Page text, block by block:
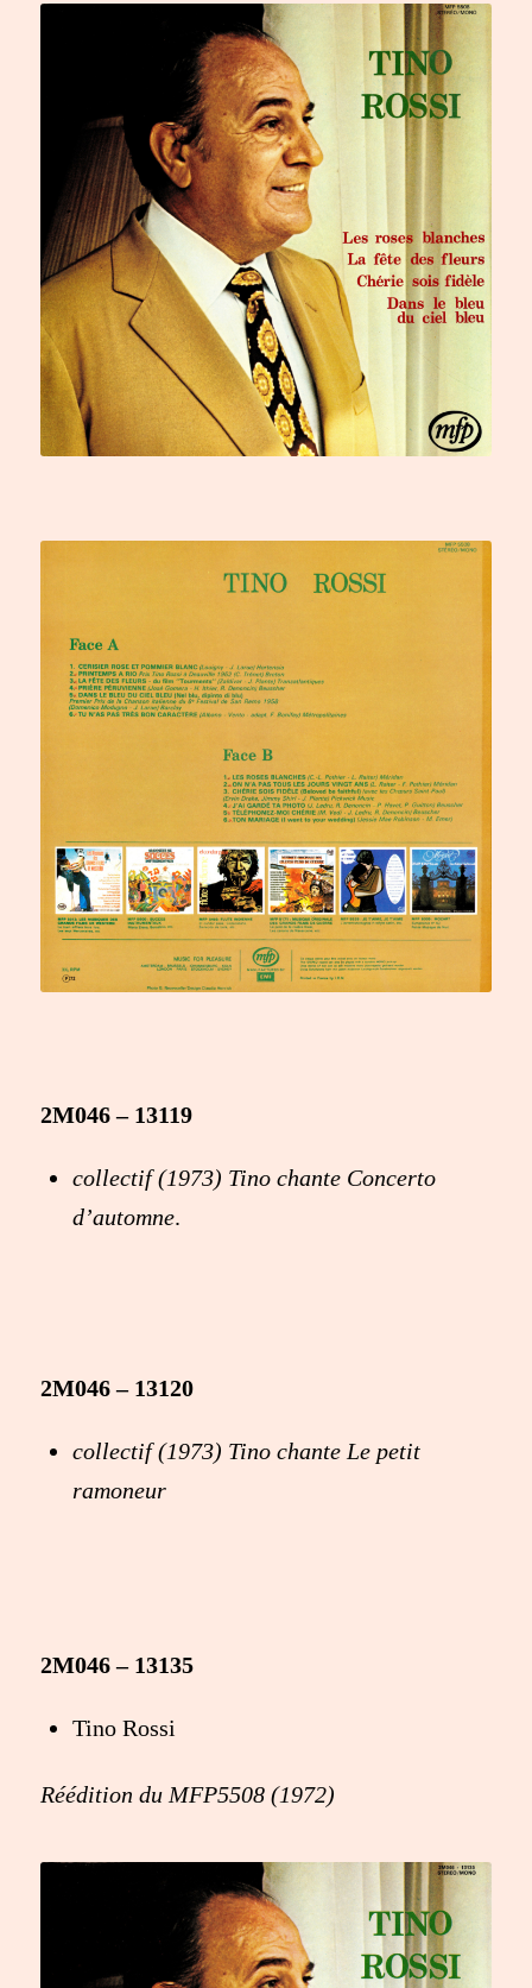
2M046 – 13119
collectif (1973) Tino chante Concerto
d’automne.
2M046 – 13120
collectif (1973) Tino chante Le petit
ramoneur
2M046 – 13135
Tino Rossi
Réédition du MFP5508 (1972)